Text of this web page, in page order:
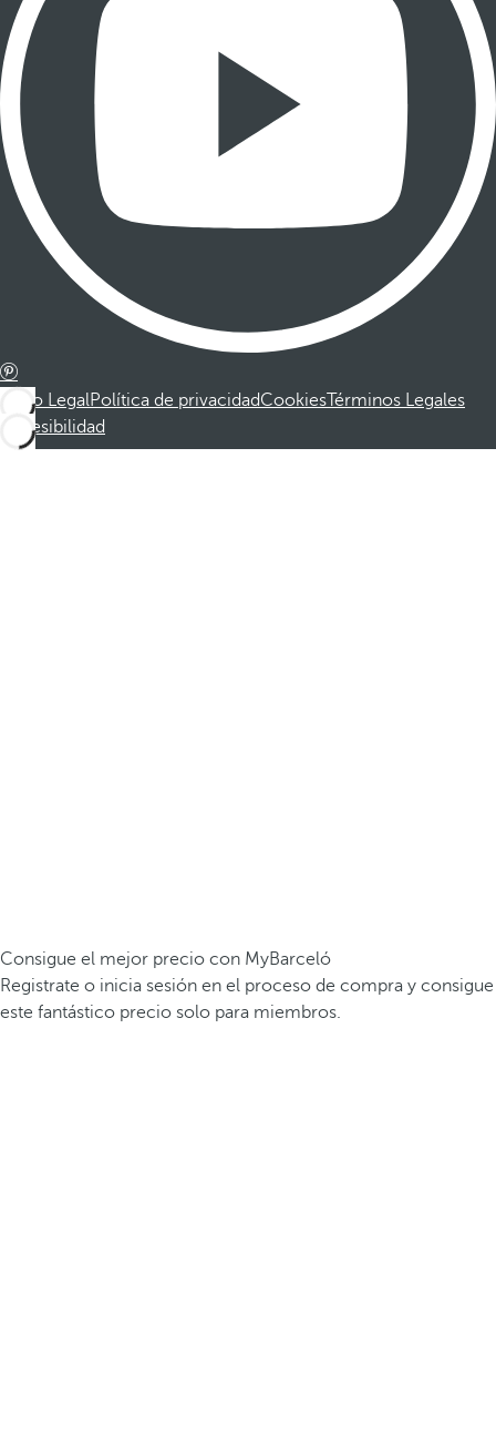
Aviso LegalPolítica de privacidadCookiesTérminos Legales
Accesibilidad
Consigue el mejor precio con MyBarceló
Registrate o inicia sesión en el proceso de compra y consigue
este fantástico precio solo para miembros.